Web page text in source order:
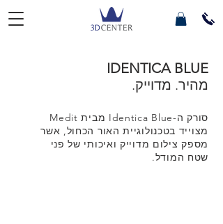
IDENTICA BLUE
מהיר. מדוייק.
סורק ה-Identica Blue מבית Medit
מצוייד בטכנולוגיית האור הכחול, אשר
מספק צילום מדוייק ואיכותי של פני
שטח המודל.